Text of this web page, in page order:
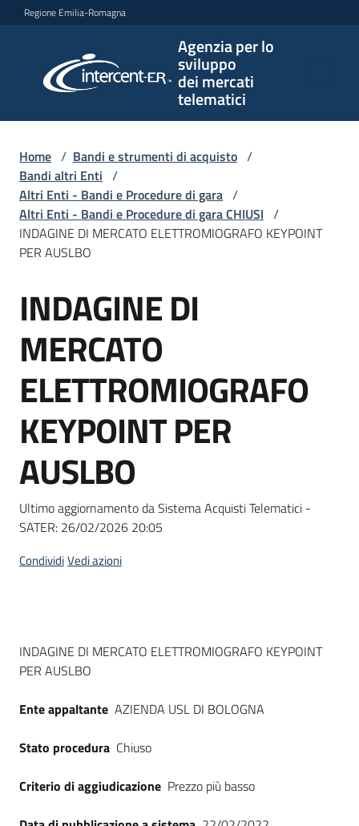
Vai al contenuto
Vai alla navigazione
Vai al footer
Regione Emilia-Romagna
Agenzia per lo
sviluppo
dei mercati
telematici
per lo
sviluppo
telematici
L'Agenzia
Bandi
di
Supporto
telematiche
site
su
Home / Bandi e strumenti di acquisto /
Bandi altri Enti /
Altri Enti - Bandi e Procedure di gara /
Altri Enti - Bandi e Procedure di gara CHIUSI /
INDAGINE DI MERCATO ELETTROMIOGRAFO KEYPOINT
PER AUSLBO
Salta al contenuto
INDAGINE DI
MERCATO
ELETTROMIOGRAFO
KEYPOINT PER
AUSLBO
Ultimo aggiornamento da Sistema Acquisti Telematici -
SATER: 26/02/2026 20:05
CondividiVedi azioni
Dati del bando
INDAGINE DI MERCATO ELETTROMIOGRAFO KEYPOINT
PER AUSLBO
Ente appaltante AZIENDA USL DI BOLOGNA
Stato procedura Chiuso
Criterio di aggiudicazione Prezzo più basso